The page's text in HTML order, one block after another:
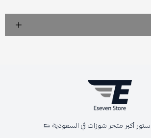
أكبر متجر شوزات في السعودية 👟